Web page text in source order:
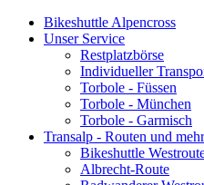
Bikeshuttle Alpencross
Unser Service
Restplatzbörse
Individueller
Torbole - Füssen
Torbole - München
Torbole - Garmisch
Transalp - Routen und mehr
Bikeshuttle
Albrecht-Route